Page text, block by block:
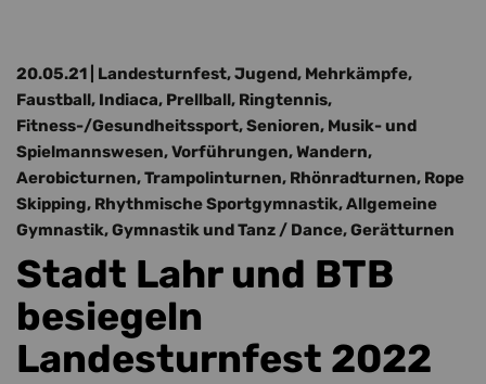
20.05.21
| Landesturnfest, Jugend, Mehrkämpfe,
Faustball, Indiaca, Prellball, Ringtennis,
Fitness-/Gesundheitssport, Senioren, Musik- und
Spielmannswesen, Vorführungen, Wandern,
Aerobicturnen, Trampolinturnen, Rhönradturnen, Rope
Skipping, Rhythmische Sportgymnastik, Allgemeine
Gymnastik, Gymnastik und Tanz / Dance, Gerätturnen
Stadt Lahr und BTB
besiegeln
Landesturnfest 2022